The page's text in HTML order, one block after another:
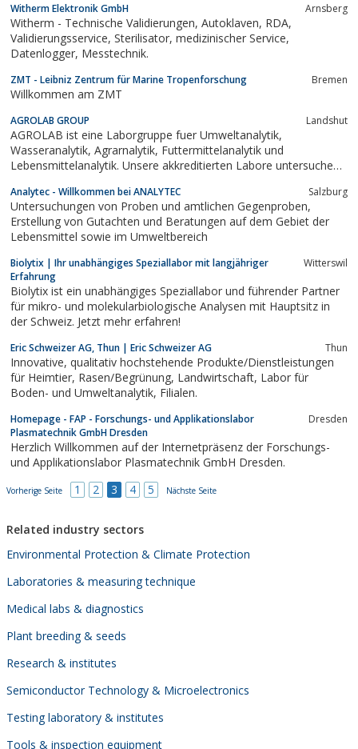
Fachbereichen setzen ihr Wissen und ihre Fachkompetenz täglich
zur Analyse, Begutachtung und Beurteilung von...
Witherm Elektronik GmbH Arnsberg
Witherm - Technische Validierungen, Autoklaven, RDA,
Validierungsservice, Sterilisator, medizinischer Service,
Datenlogger, Messtechnik.
ZMT - Leibniz Zentrum für Marine Tropenforschung Bremen
Willkommen am ZMT
AGROLAB GROUP Landshut
AGROLAB ist eine Laborgruppe fuer Umweltanalytik,
Wasseranalytik, Agrarnalytik, Futtermittelanalytik und
Lebensmittelanalytik. Unsere akkreditierten Labore untersuchen
Ernteprodukte, Duengemittel, Kompost, Klärschlamm,
Futtermittel, Soja, Raps und vieles mehr.
Analytec - Willkommen bei ANALYTEC Salzburg
Untersuchungen von Proben und amtlichen Gegenproben,
Erstellung von Gutachten und Beratungen auf dem Gebiet der
Lebensmittel sowie im Umweltbereich
Biolytix | Ihr unabhängiges Speziallabor mit langjähriger
Erfahrung
Witterswil
Biolytix ist ein unabhängiges Speziallabor und führender Partner
für mikro- und molekularbiologische Analysen mit Hauptsitz in
der Schweiz. Jetzt mehr erfahren!
Eric Schweizer AG, Thun | Eric Schweizer AG Thun
Innovative, qualitativ hochstehende Produkte/Dienstleistungen
für Heimtier, Rasen/Begrünung, Landwirtschaft, Labor für
Boden- und Umweltanalytik, Filialen.
Homepage - FAP - Forschungs- und Applikationslabor
Plasmatechnik GmbH Dresden
Dresden
Herzlich Willkommen auf der Internetpräsenz der Forschungs-
und Applikationslabor Plasmatechnik GmbH Dresden.
Vorherige Seite 1 2 3 4 5 Nächste Seite
Related industry sectors
Environmental Protection & Climate Protection
Laboratories & measuring technique
Medical labs & diagnostics
Plant breeding & seeds
Research & institutes
Semiconductor Technology & Microelectronics
Testing laboratory & institutes
Tools & inspection equipment